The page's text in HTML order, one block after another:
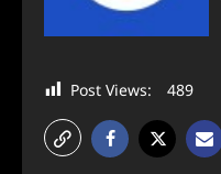
Post Views: 489